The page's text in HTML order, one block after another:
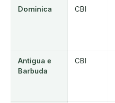
Dominica CBI
Antigua e
Barbuda
CBI